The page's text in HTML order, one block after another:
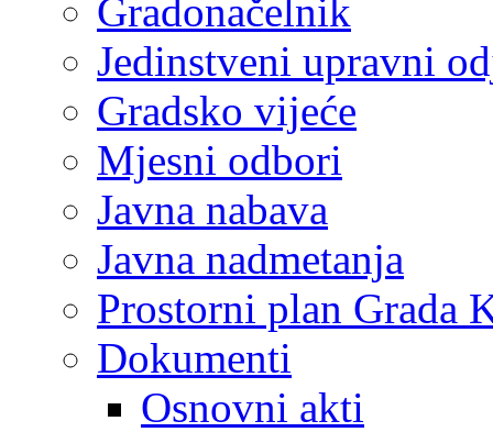
Gradonačelnik
Jedinstveni upravni
Gradsko vijeće
Mjesni odbori
Javna nabava
Javna nadmetanja
Prostorni plan Grada
Dokumenti
Osnovni akti